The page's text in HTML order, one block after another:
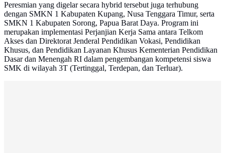
Peresmian yang digelar secara hybrid tersebut juga terhubung
dengan SMKN 1 Kabupaten Kupang, Nusa Tenggara Timur, serta
SMKN 1 Kabupaten Sorong, Papua Barat Daya. Program ini
merupakan implementasi Perjanjian Kerja Sama antara Telkom
Akses dan Direktorat Jenderal Pendidikan Vokasi, Pendidikan
Khusus, dan Pendidikan Layanan Khusus Kementerian Pendidikan
Dasar dan Menengah RI dalam pengembangan kompetensi siswa
SMK di wilayah 3T (Tertinggal, Terdepan, dan Terluar).